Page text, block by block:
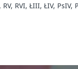
RVI, ŁIII, ŁIV,